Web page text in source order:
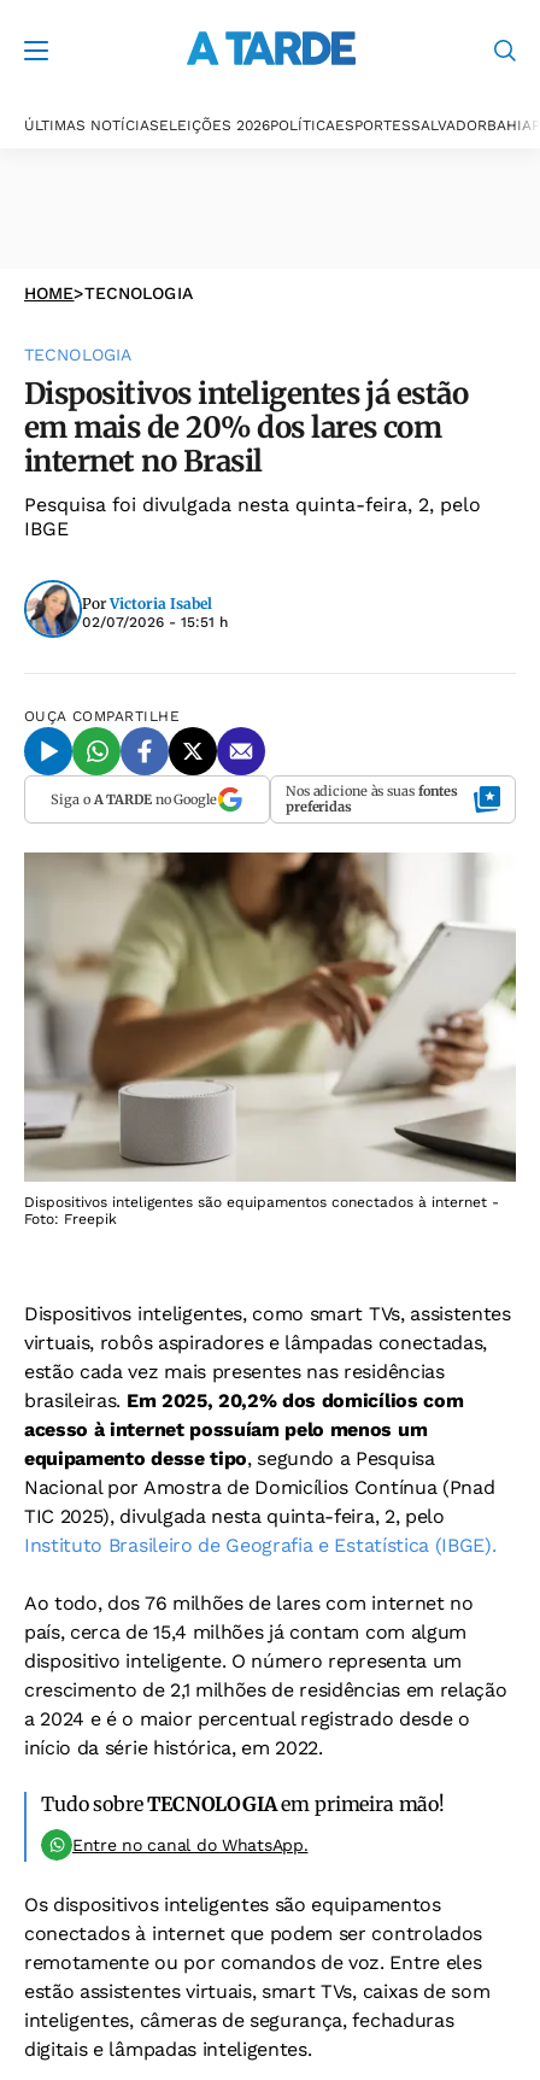
ÚLTIMAS NOTÍCIASELEIÇÕES 2026POLÍTICAESPORTESSALVADORBAHIA
HOME>TECNOLOGIA
TECNOLOGIA
Dispositivos inteligentes já estão
em mais de 20% dos lares com
internet no Brasil
Pesquisa foi divulgada nesta quinta-feira, 2, pelo
IBGE
Por Victoria Isabel
02/07/2026 - 15:51 h
OUÇA COMPARTILHE
Siga o A TARDEno Google Nos adicione às suas fontes
preferidas
Dispositivos inteligentes são equipamentos conectados à internet -
Foto: Freepik
Dispositivos inteligentes, como smart TVs, assistentes
virtuais, robôs aspiradores e lâmpadas conectadas,
estão cada vez mais presentes nas residências
brasileiras. Em 2025, 20,2% dos domicílios com
acesso à internet possuíam pelo menos um
equipamento desse tipo, segundo a Pesquisa
Nacional por Amostra de Domicílios Contínua (Pnad
TIC 2025), divulgada nesta quinta-feira, 2, pelo
Instituto Brasileiro de Geografia e Estatística (IBGE).
Ao todo, dos 76 milhões de lares com internet no
país, cerca de 15,4 milhões já contam com algum
dispositivo inteligente. O número representa um
crescimento de 2,1 milhões de residências em relação
a 2024 e é o maior percentual registrado desde o
início da série histórica, em 2022.
Tudo sobreTECNOLOGIAem primeira mão!
Entre no canal do WhatsApp.
Os dispositivos inteligentes são equipamentos
conectados à internet que podem ser controlados
remotamente ou por comandos de voz. Entre eles
estão assistentes virtuais, smart TVs, caixas de som
inteligentes, câmeras de segurança, fechaduras
digitais e lâmpadas inteligentes.